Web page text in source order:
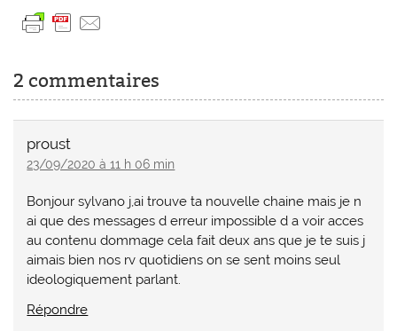
2 commentaires
proust
23/09/2020 à 11 h 06 min
Bonjour sylvano j,ai trouve ta nouvelle chaine mais je n
ai que des messages d erreur impossible d a voir acces
au contenu dommage cela fait deux ans que je te suis j
aimais bien nos rv quotidiens on se sent moins seul
ideologiquement parlant.
Répondre